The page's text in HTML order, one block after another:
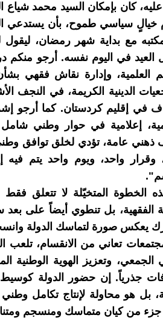
عليه، كان بإمكان السيد محمد
خيالٍ سياسي طموح، بأن يستدعي
مع بداية شهر رمضان، ليقول
العيد في اليوم نفسه. أرجو منكم
العلمية، وإدارة نقاش فقهي
الدينية الكريمة، في النجف
في إقليم كردستان. كما أرجو
إعلامية في حوار وطني
عامة، تؤدي لخلق توافق
وقرار واحد، ويوم واحد يتم
الخطوة المتخيّلة لا تتعلق
الفقهية، بل تنطوي أيضاً على
يعكس صورة لتماسك الدولة
تعاني من الانقسام، تلعب
الجمعي، وتعزيز الهوية
جذرياً. إن حضور الدولة
بل هو محاولة لإنتاج تكامل
جزء من كيان متماسك ومنسجم